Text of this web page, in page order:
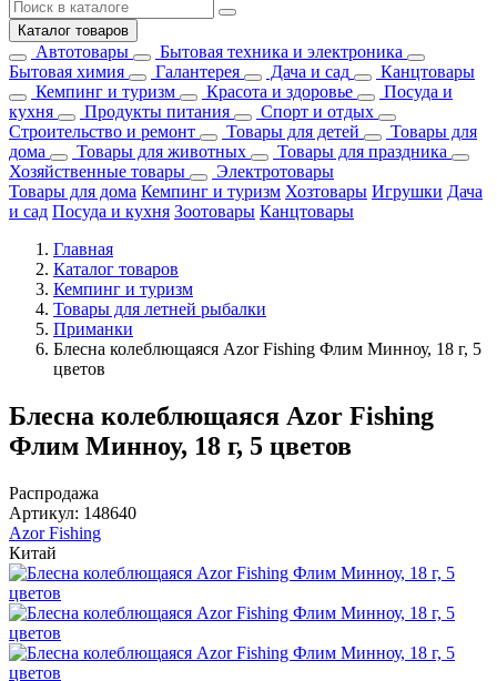
Каталог товаров
Автотовары
Бытовая техника и электроника
Бытовая химия
Галантерея Дача и сад
Канцтовары
Кемпинг и туризм
Красота и здоровье
Посуда и
кухня
Продукты питания
Спорт и отдых
Строительство и ремонт
Товары для детей
Товары для
дома
Товары для животных
Товары для праздника
Хозяйственные товары
Электротовары
Товары для дома Кемпинг и туризм Хозтовары Игрушки Дача
и сад Посуда и кухня Зоотовары Канцтовары
Главная
Каталог товаров
Кемпинг и туризм
Товары для летней рыбалки
Приманки
Блесна колеблющаяся Azor Fishing Флим Минноу, 18 г, 5
цветов
Блесна колеблющаяся Azor Fishing
Флим Минноу, 18 г, 5 цветов
Распродажа
Артикул: 148640
Azor Fishing
Китай